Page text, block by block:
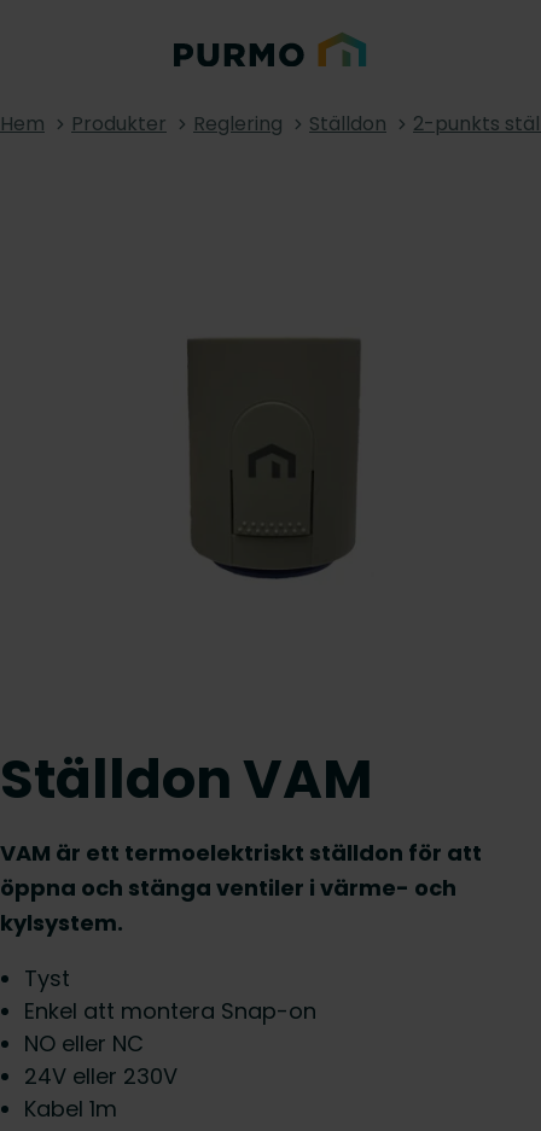
Hem Produkter Reglering Ställdon 2-punkts
Ställdon VAM
VAM är ett termoelektriskt ställdon för att
öppna och stänga ventiler i värme- och
kylsystem.
Tyst
Enkel att montera Snap-on
NO eller NC
24V eller 230V
Kabel 1m